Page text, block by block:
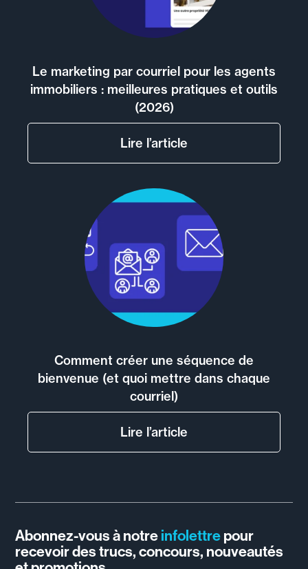
Le marketing par courriel pour les agents
immobiliers : meilleures pratiques et outils
(2026)
Lire l’article
Comment créer une séquence de
bienvenue (et quoi mettre dans chaque
courriel)
Lire l’article
Abonnez-vous à notreinfolettrepour
recevoir des trucs, concours, nouveautés